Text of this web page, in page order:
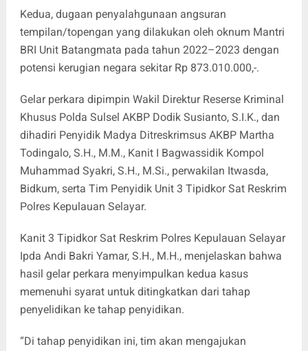
Kedua, dugaan penyalahgunaan angsuran
tempilan/topengan yang dilakukan oleh oknum Mantri
BRI Unit Batangmata pada tahun 2022–2023 dengan
potensi kerugian negara sekitar Rp 873.010.000,-.
Gelar perkara dipimpin Wakil Direktur Reserse Kriminal
Khusus Polda Sulsel AKBP Dodik Susianto, S.I.K., dan
dihadiri Penyidik Madya Ditreskrimsus AKBP Martha
Todingalo, S.H., M.M., Kanit I Bagwassidik Kompol
Muhammad Syakri, S.H., M.Si., perwakilan Itwasda,
Bidkum, serta Tim Penyidik Unit 3 Tipidkor Sat Reskrim
Polres Kepulauan Selayar.
Kanit 3 Tipidkor Sat Reskrim Polres Kepulauan Selayar
Ipda Andi Bakri Yamar, S.H., M.H., menjelaskan bahwa
hasil gelar perkara menyimpulkan kedua kasus
memenuhi syarat untuk ditingkatkan dari tahap
penyelidikan ke tahap penyidikan.
“Di tahap penyidikan ini, tim akan mengajukan